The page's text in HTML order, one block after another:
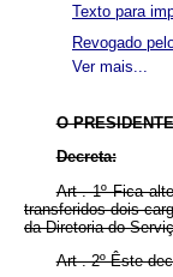
Ver mais...
Texto para
Revogado
O
Decreta:
Art . 1º Fica
transferidos dois
da Diretoria do
Art . 2º Êste